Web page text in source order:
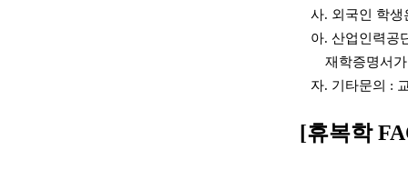
사. 외국인 학생
아. 산업인력공
재학증명서
자. 기타문의 :
[휴복학